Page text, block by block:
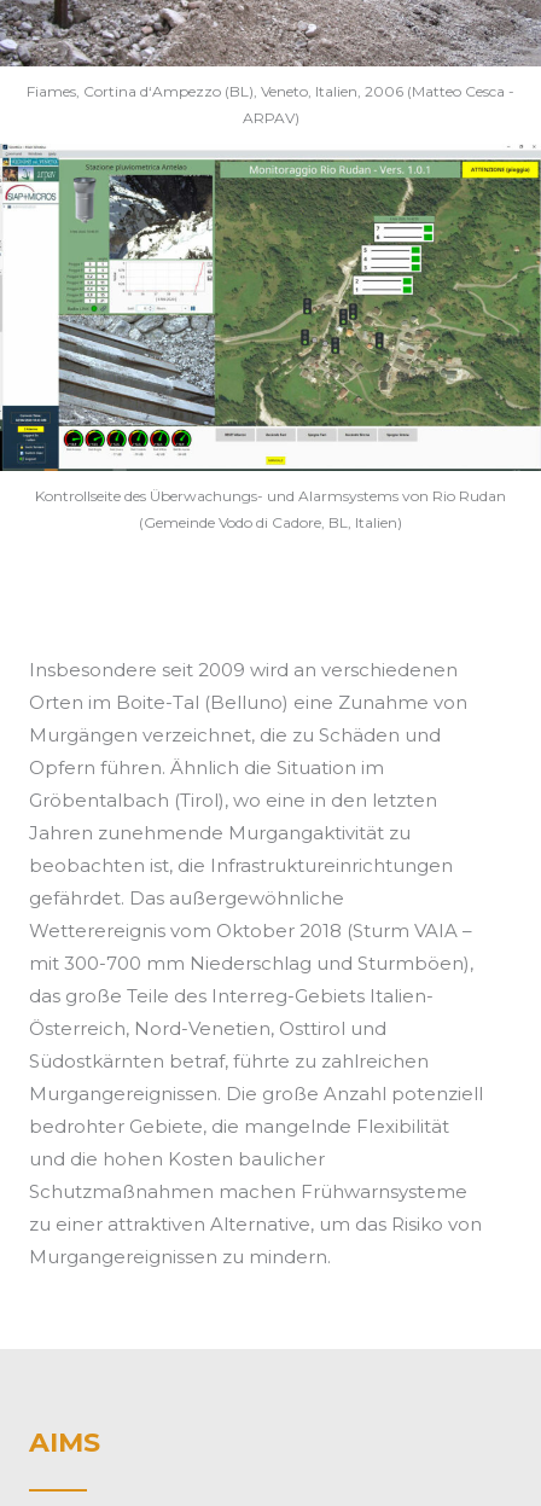
Fiames, Cortina d‘Ampezzo (BL), Veneto, Italien, 2006 (Matteo Cesca -
ARPAV)
Kontrollseite des Überwachungs- und Alarmsystems von Rio Rudan
(Gemeinde Vodo di Cadore, BL, Italien)
Insbesondere seit 2009 wird an verschiedenen
Orten im Boite-Tal (Belluno) eine Zunahme von
Murgängen verzeichnet, die zu Schäden und
Opfern führen. Ähnlich die Situation im
Gröbentalbach (Tirol), wo eine in den letzten
Jahren zunehmende Murgangaktivität zu
beobachten ist, die Infrastruktureinrichtungen
gefährdet. Das außergewöhnliche
Wetterereignis vom Oktober 2018 (Sturm VAIA –
mit 300-700 mm Niederschlag und Sturmböen),
das große Teile des Interreg-Gebiets Italien-
Österreich, Nord-Venetien, Osttirol und
Südostkärnten betraf, führte zu zahlreichen
Murgangereignissen. Die große Anzahl potenziell
bedrohter Gebiete, die mangelnde Flexibilität
und die hohen Kosten baulicher
Schutzmaßnahmen machen Frühwarnsysteme
zu einer attraktiven Alternative, um das Risiko von
Murgangereignissen zu mindern.
AIMS